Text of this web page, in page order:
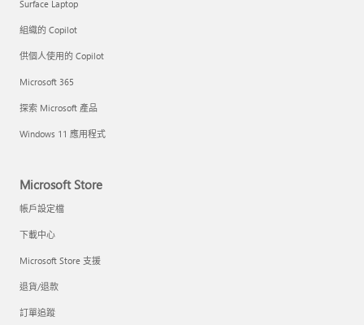
Surface Laptop
組織的 Copilot
供個人使用的 Copilot
Microsoft 365
探索 Microsoft 產品
Windows 11 應用程式
Microsoft Store
帳戶設定檔
下載中心
Microsoft Store 支援
退貨/退款
訂單追蹤